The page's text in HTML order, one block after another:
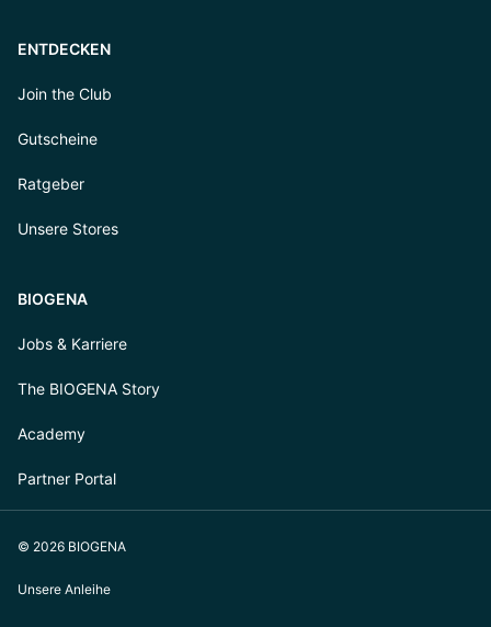
ENTDECKEN
Join the Club
Gutscheine
Ratgeber
Unsere Stores
BIOGENA
Jobs & Karriere
The BIOGENA Story
Academy
Partner Portal
© 2026 BIOGENA
Unsere Anleihe